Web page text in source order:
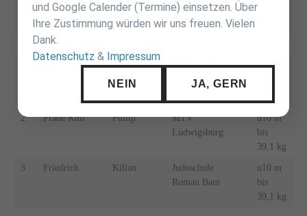
Johannes JC Bietigheim
u10 m
2 Prade Kull Philip
MTV
Ludwigsburg
u10 m
bis
39,1 kg
3 Friedrich Kilian
Judoschule
Roman Baur
u10 m
bis
39,1 kg
und Google Calender (Termine) einsetzen. Über
Ihre Zustimmung würden wir uns freuen. Vielen
Dank.
Datenschutz & Impressum
NEIN JA, GERN